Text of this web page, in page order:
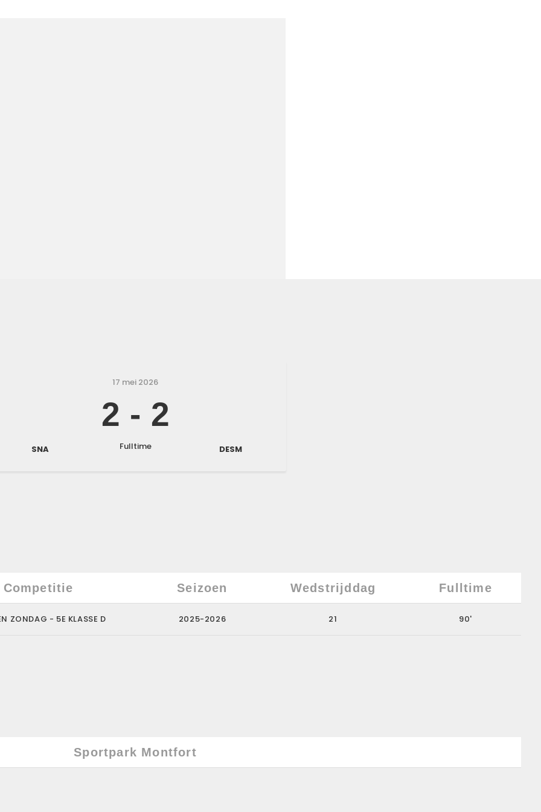
SNA DESM
17 mei 2026
2 - 2
Fulltime
Competitie Seizoen Wedstrijddag Fulltime
ZONDAG - 5E KLASSE D 2025-2026 21 90'
Sportpark Montfort